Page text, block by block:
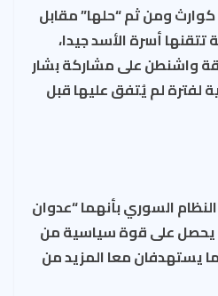
ومن ثم “حلها” مقابل
أسرة الأسد جيدا،
واشنطن على مشاركة بشار
لفترة لم يُتفق عليها قبل
السوري بأنهما “عدوان
يحصل على قوة سياسية من
يستهدفان معا المزيد من